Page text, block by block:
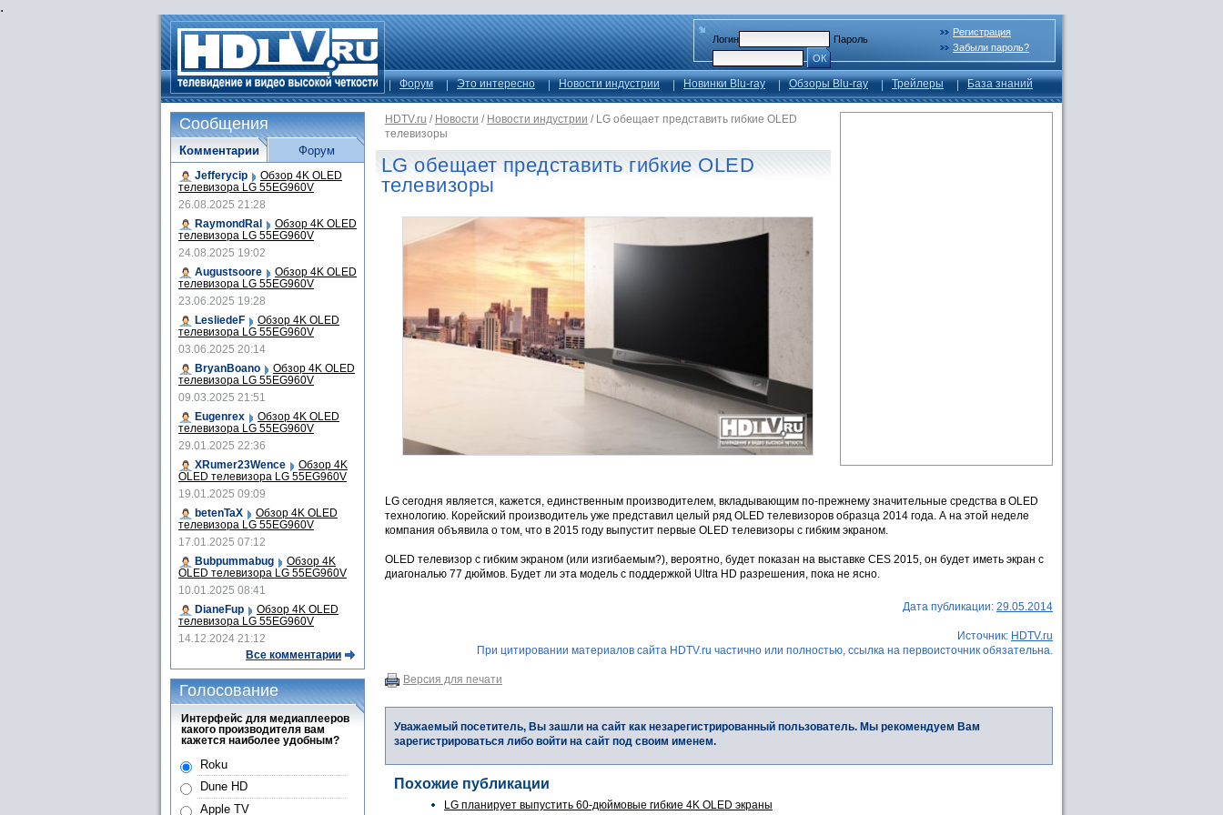
.
Логин
Пароль
ОК
Регистрация
Забыли пароль?
Форум Это интересно Новости индустрии Новинки Blu-ray Обзоры Blu-ray Трейлеры База знаний
HDTV.ru / Новости / Новости индустрии / LG обещает представить гибкие OLED
телевизоры
LG обещает представить гибкие OLED
телевизоры
LG сегодня является, кажется, единственным производителем, вкладывающим по-прежнему значительные средства в OLED
технологию. Корейский производитель уже представил целый ряд OLED телевизоров образца 2014 года. А на этой неделе
компания объявила о том, что в 2015 году выпустит первые OLED телевизоры с гибким экраном.
OLED телевизор с гибким экраном (или изгибаемым?), вероятно, будет показан на выставке CES 2015, он будет иметь экран с
диагональю 77 дюймов. Будет ли эта модель с поддержкой Ultra HD разрешения, пока не ясно.
Дата публикации: 29.05.2014
Источник: HDTV.ru
При цитировании материалов сайта HDTV.ru частично или полностью, ссылка на первоисточник обязательна.
Версия для печати
Уважаемый посетитель, Вы зашли на сайт как незарегистрированный пользователь. Мы рекомендуем Вам
зарегистрироваться либо войти на сайт под своим именем.
Похожие публикации
LG планирует выпустить 60-дюймовые гибкие 4K OLED экраны
Сообщения
Комментарии
Jefferycip Обзор 4K OLED
телевизора LG 55EG960V
26.08.2025 21:28
RaymondRal
Обзор 4K OLED
телевизора LG 55EG960V
24.08.2025 19:02
Augustsoore
Обзор 4K OLED
телевизора LG 55EG960V
23.06.2025 19:28
LesliedeF
Обзор 4K OLED
телевизора LG 55EG960V
03.06.2025 20:14
BryanBoano
Обзор 4K OLED
телевизора LG 55EG960V
09.03.2025 21:51
Eugenrex
Обзор 4K OLED
телевизора LG 55EG960V
29.01.2025 22:36
XRumer23Wence
Обзор 4K
OLED телевизора LG 55EG960V
19.01.2025 09:09
betenTaX
Обзор 4K OLED
телевизора LG 55EG960V
17.01.2025 07:12
Bubpummabug
Обзор 4K
OLED телевизора LG 55EG960V
10.01.2025 08:41
DianeFup
Обзор 4K OLED
телевизора LG 55EG960V
14.12.2024 21:12
Все комментарии
Форум
Голосование
Интерфейс для медиаплееров
какого производителя вам
кажется наиболее удобным?
Roku
Dune HD
Apple TV